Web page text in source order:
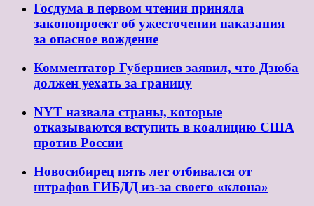
Госдума в первом чтении приняла
законопроект об ужесточении наказания
за опасное вождение
Комментатор Губерниев заявил, что Дзюба
должен уехать за границу
NYT назвала страны, которые
отказываются вступить в коалицию США
против России
Новосибирец пять лет отбивался от
штрафов ГИБДД из-за своего «клона»